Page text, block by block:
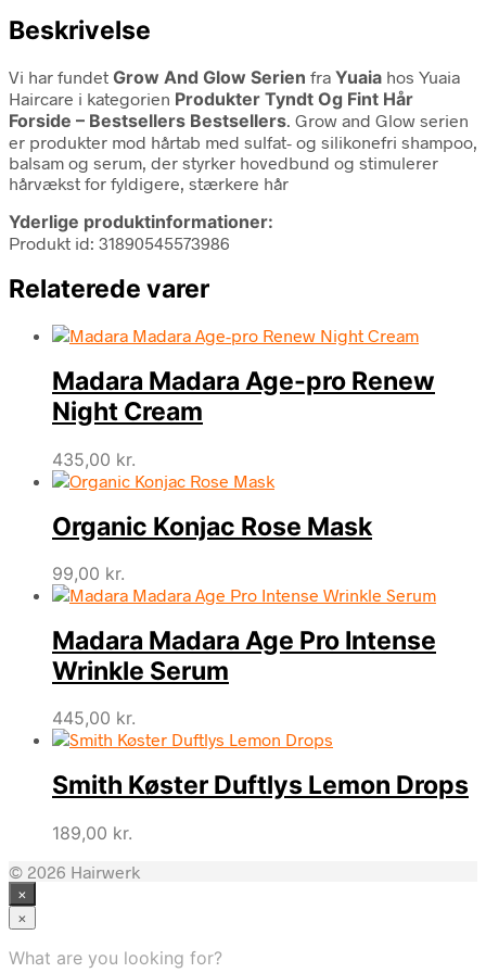
Beskrivelse
Vi har fundet Grow And Glow Serien fra Yuaia hos Yuaia
Haircare i kategorien Produkter Tyndt Og Fint Hår
Forside – Bestsellers Bestsellers. Grow and Glow serien
er produkter mod hårtab med sulfat- og silikonefri shampoo,
balsam og serum, der styrker hovedbund og stimulerer
hårvækst for fyldigere, stærkere hår
Yderlige produktinformationer:
Produkt id: 31890545573986
Relaterede varer
Madara Madara Age-pro Renew
Night Cream
435,00 kr.
Organic Konjac Rose Mask
99,00 kr.
Madara Madara Age Pro Intense
Wrinkle Serum
445,00 kr.
Smith Køster Duftlys Lemon Drops
189,00 kr.
© 2026 Hairwerk
×
×
What are you looking for?